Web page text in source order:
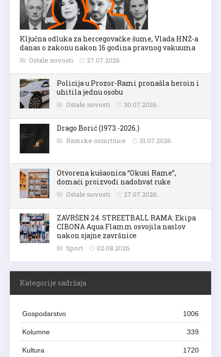
Ključna odluka za hercegovačke šume, Vlada HNŽ-a
danas o zakonu nakon 16 godina pravnog vakuuma
Ostale novosti 27.07.2026.
Policija u Prozor-Rami pronašla heroin i
uhitila jednu osobu
Ostale novosti 30.07.2026.
Drago Borić (1973.-2026.)
Ramske osmrtnice 31.07.2026.
Otvorena kušaonica “Okusi Rame”,
domaći proizvodi nadohvat ruke
Ostale novosti 27.07.2026.
ZAVRŠEN 24. STREETBALL RAMA: Ekipa
CIBONA Aqua Flamm osvojila naslov
nakon sjajne završnice
Sport 02.08.2026.
Kategorije sadržaja
Gospodarstvo 1006
Kolumne 339
Kultura 1720